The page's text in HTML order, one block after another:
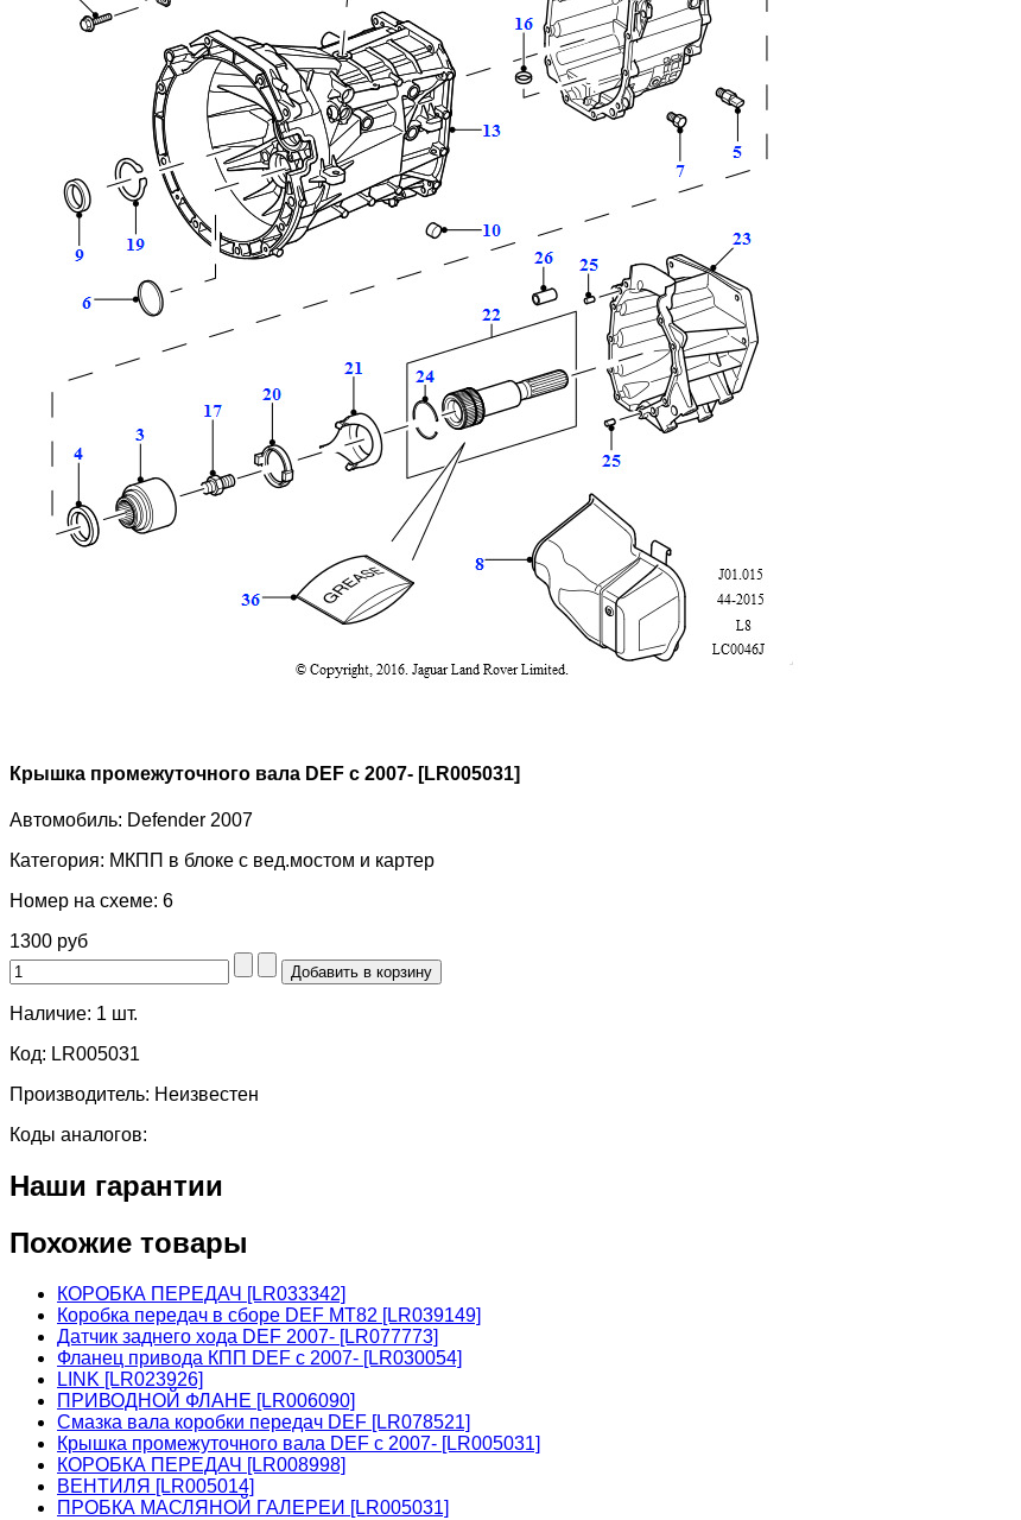
Крышка промежуточного вала DEF c 2007- [LR005031]
Автомобиль: Defender 2007
Категория: МКПП в блоке с вед.мостом и картер
Номер на схеме: 6
1300 руб
Наличие: 1 шт.
Код: LR005031
Производитель: Неизвестен
Коды аналогов:
Наши гарантии
Похожие товары
КОРОБКА ПЕРЕДАЧ [LR033342]
Коробка передач в сборе DEF MT82 [LR039149]
Датчик заднего хода DEF 2007- [LR077773]
Фланец привода КПП DEF c 2007- [LR030054]
LINK [LR023926]
ПРИВОДНОЙ ФЛАНЕ [LR006090]
Смазка вала коробки передач DEF [LR078521]
Крышка промежуточного вала DEF c 2007- [LR005031]
КОРОБКА ПЕРЕДАЧ [LR008998]
ВЕНТИЛЯ [LR005014]
ПРОБКА МАСЛЯНОЙ ГАЛЕРЕИ [LR005031]